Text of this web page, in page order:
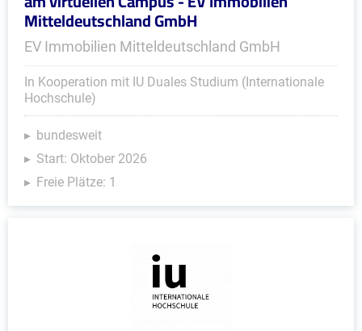
Mitteldeutschland GmbH
EV Immobilien Mitteldeutschland GmbH
In Kooperation mit IU Duales Studium (Internationale
Hochschule)
bundesweit
Start: Oktober 2026
Freie Plätze: 1